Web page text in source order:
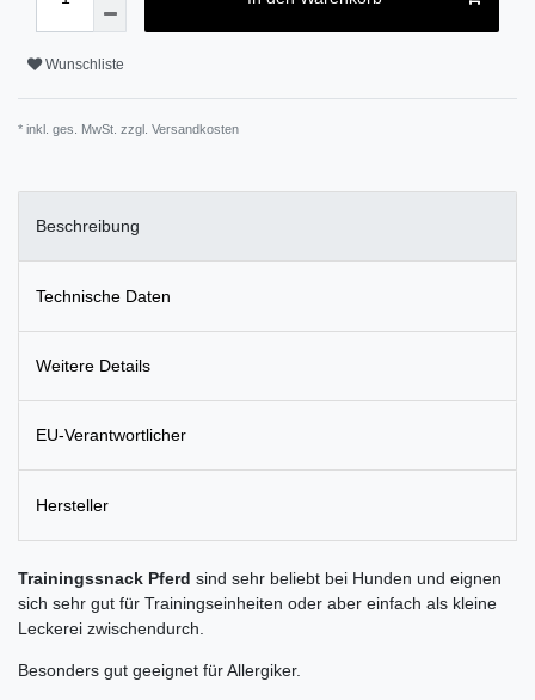
Wunschliste
* inkl. ges. MwSt. zzgl. Versandkosten
Beschreibung
Technische Daten
Weitere Details
EU-Verantwortlicher
Hersteller
Trainingssnack Pferd sind sehr beliebt bei Hunden und eignen
sich sehr gut für Trainingseinheiten oder aber einfach als kleine
Leckerei zwischendurch.
Besonders gut geeignet für Allergiker.